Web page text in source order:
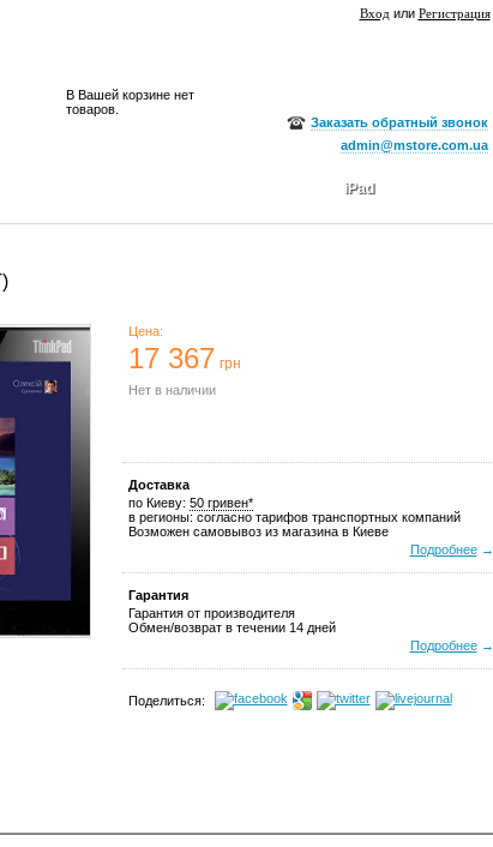
Цена:
17 367 грн
Нет в наличии
Доставка
по Киеву: 50 гривен*
в регионы: согласно тарифов транспортных компаний
Возможен самовывоз из магазина в Киеве
Подробнее→
Гарантия
Гарантия от производителя
Обмен/возврат в течении 14 дней
Подробнее→
Поделиться:
Вход или Регистрация
В Вашей корзине нет
товаров.
Заказать обратный звонок
admin@mstore.com.ua
iPad